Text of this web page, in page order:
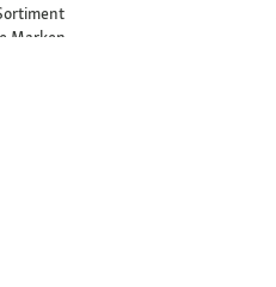
Marken